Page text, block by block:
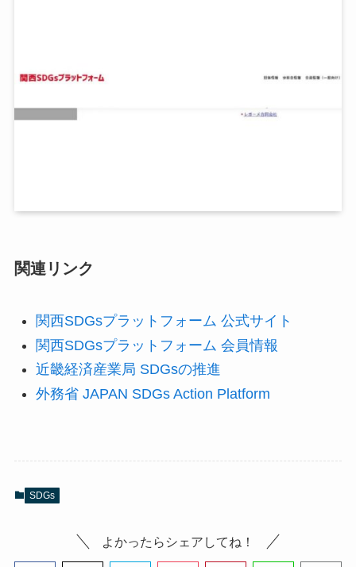
関連リンク
関西SDGsプラットフォーム 公式サイト
関西SDGsプラットフォーム 会員情報
近畿経済産業局 SDGsの推進
外務省 JAPAN SDGs Action Platform
SDGs
よかったらシェアしてね！